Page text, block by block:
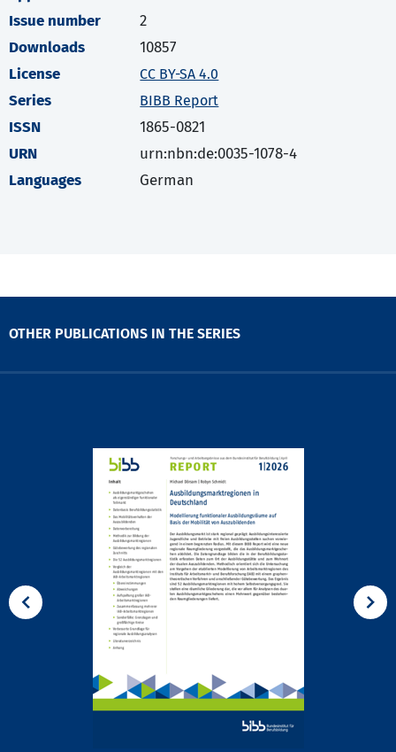
Issue number
2
Downloads
10857
License
CC BY-SA 4.0
Series BIBB Report
ISSN
1865-0821
URN
urn:nbn:de:0035-1078-4
Languages
German
OTHER PUBLICATIONS IN THE SERIES